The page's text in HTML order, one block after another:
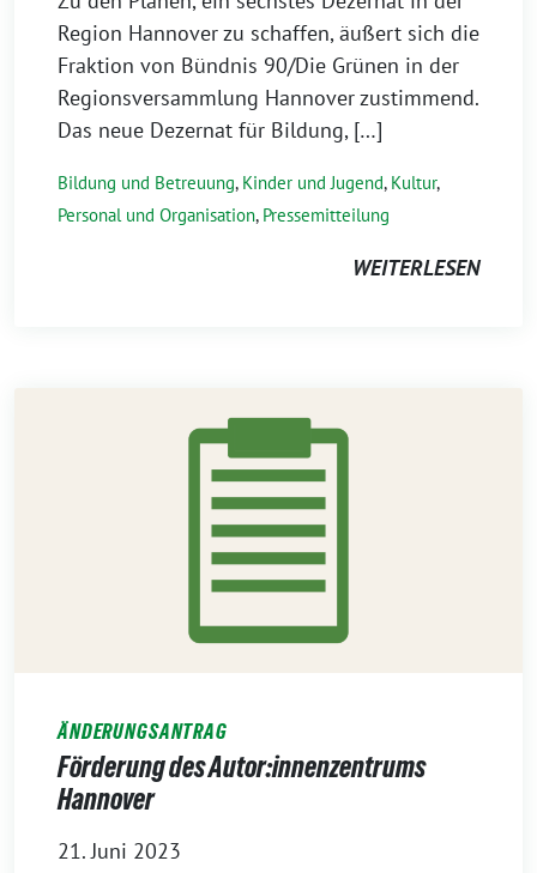
Region Hannover zu schaffen, äußert sich die
Fraktion von Bündnis 90/Die Grünen in der
Regionsversammlung Hannover zustimmend.
Das neue Dezernat für Bildung, […]
Bildung und Betreuung, Kinder und Jugend, Kultur,
Personal und Organisation, Pressemitteilung
WEITERLESEN
ÄNDERUNGSANTRAG
Förderung des Autor:innenzentrums
Hannover
21. Juni 2023